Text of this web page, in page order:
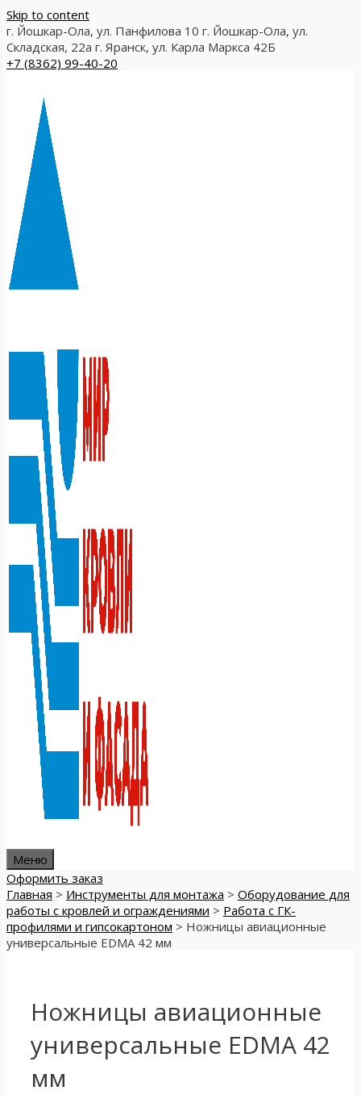
Skip to content
г. Йошкар-Ола, ул. Панфилова 10 г. Йошкар-Ола, ул.
Складская, 22а г. Яранск, ул. Карла Маркса 42Б
+7 (8362) 99-40-20
Меню
Оформить заказ
Главная > Инструменты для монтажа > Оборудование для
работы с кровлей и ограждениями > Работа с ГК-
профилями и гипсокартоном > Ножницы авиационные
универсальные EDMA 42 мм
Ножницы авиационные
универсальные EDMA 42
мм